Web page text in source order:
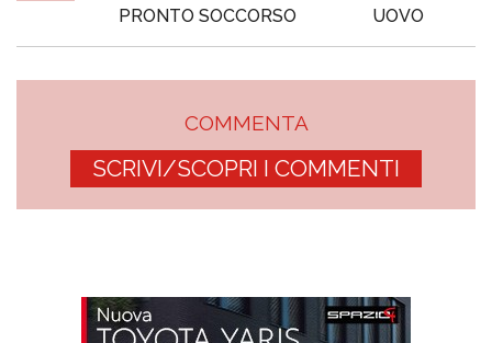
PRONTO SOCCORSO
UOVO
COMMENTA
SCRIVI/SCOPRI I COMMENTI